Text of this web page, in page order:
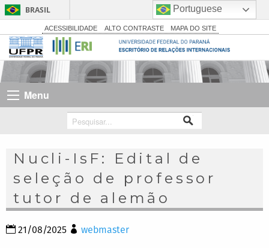
BRASIL
Simplifique!
Comunica BR
Participe
Legislação
Canais
ACESSIBILIDADE ALTO CONTRASTE MAPA DO SITE
Menu
Nucli-IsF: Edital de
seleção de professor
tutor de alemão
21/08/2025 webmaster
Portuguese